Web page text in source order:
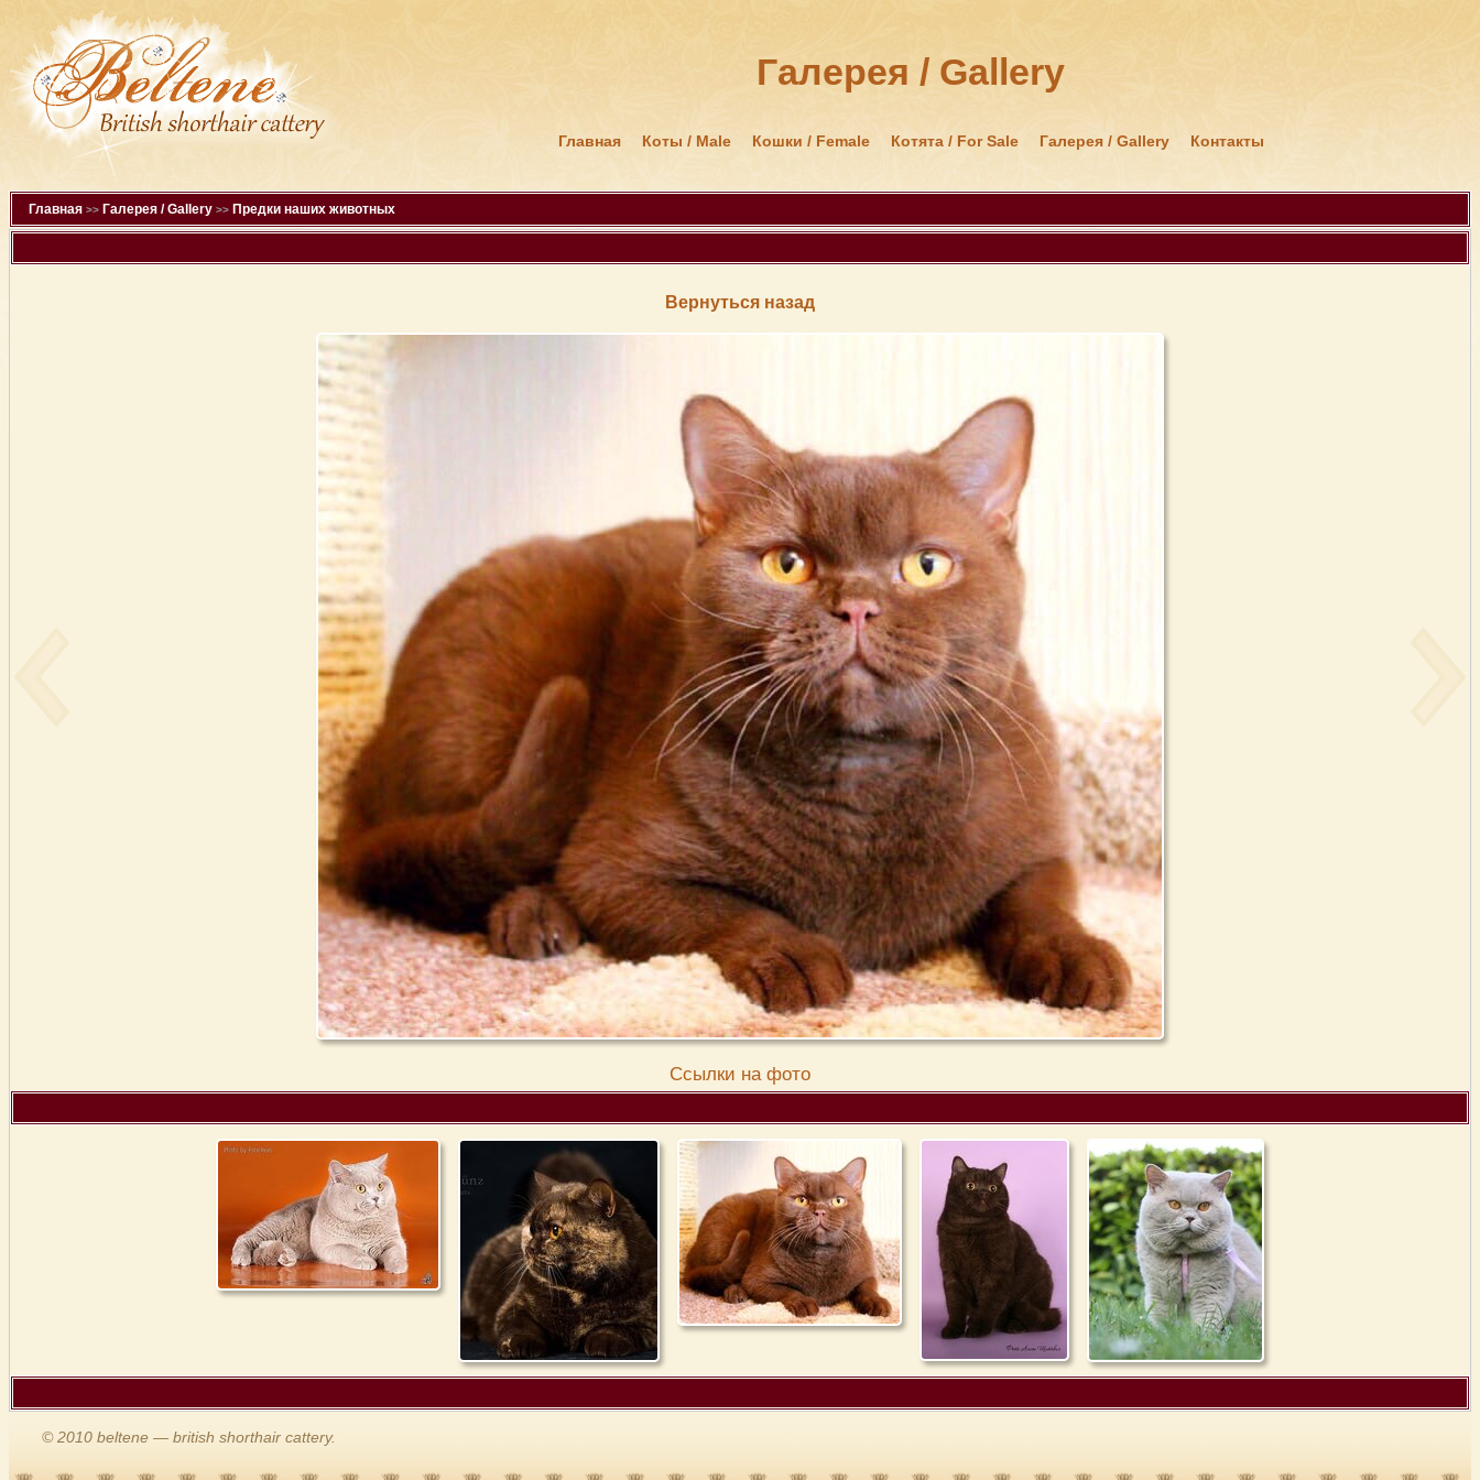
Галерея / Gallery
Главная Коты / Male Кошки / Female Котята / For Sale Галерея / Gallery Контакты
Главная >> Галерея / Gallery >> Предки наших животных
Вернуться назад
Cсылки на фото
© 2010 beltene — british shorthair cattery.